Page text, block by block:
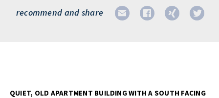
recommend and share
QUIET, OLD APARTMENT BUILDING WITH A SOUTH FACING